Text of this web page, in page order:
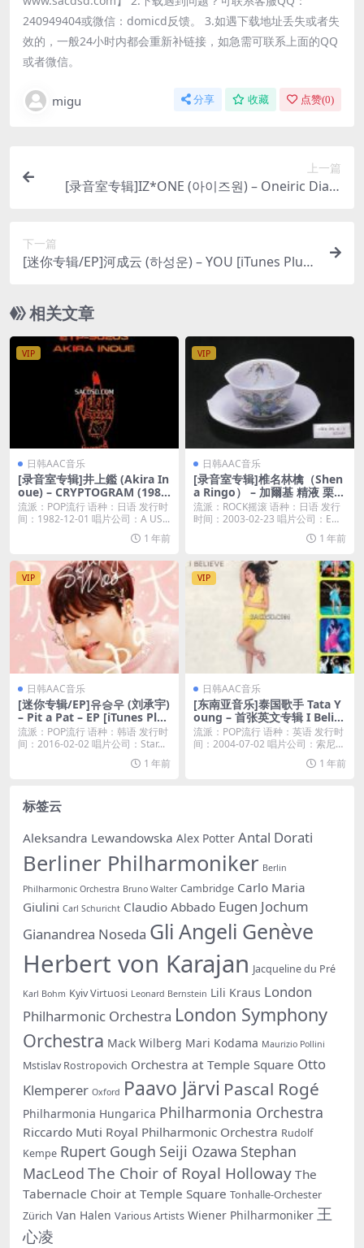
240949404或微信：domicd反馈。 3.如遇下载地址丢失或者失
效的，一般24小时内都会重新补链接，如急需可联系上面的QQ
或者微信。
migu 分享 收藏 点赞(0)
上一篇
[录音室专辑]IZ*ONE (아이즈원) – Oneiric Diary
下一篇
[迷你专辑/EP]河成云 (하성운) – YOU [iTunes Plus
相关文章
VIP
日韩AAC音乐
[录音室专辑]井上鑑 (Akira In
oue) – CRYPTOGRAM (198
2) [iTunes Plus M4A]
流派：POP流行 语种：日语 发行时
间：1982-12-01 唱片公司：A US...
1 年前
VIP
日韩AAC音乐
[录音室专辑]椎名林檎（Shen
a Ringo） – 加爾基 精液 栗ノ
花 [iTunes Plus M4A]
流派：ROCK摇滚 语种：日语 发行
时间：2003-02-23 唱片公司：EM
1 年前
VIP
日韩AAC音乐
[迷你专辑/EP]유승우 (刘承宇)
– Pit a Pat – EP [iTunes Plus
M4A]
流派：POP流行 语种：韩语 发行时
间：2016-02-02 唱片公司：Star...
1 年前
VIP
日韩AAC音乐
[东南亚音乐]泰国歌手 Tata Y
oung – 首张英文专辑 I Belie
ve (Special Limited Edition)
(2004) [iTunes Plus AAC M4
流派：POP流行 语种：英语 发行时
间：2004-07-02 唱片公司：索尼音
1 年前
标签云
Aleksandra Lewandowska Alex Potter Antal Dorati
Berliner Philharmoniker Berlin
Philharmonic Orchestra Bruno Walter Cambridge Carlo Maria
Giulini Carl Schuricht Claudio Abbado Eugen Jochum
Gianandrea Noseda Gli Angeli Genève
Herbert von Karajan Jacqueline du Pré
Karl Bohm Kyiv Virtuosi Leonard Bernstein Lili Kraus London
Philharmonic Orchestra London Symphony
Orchestra Mack Wilberg Mari Kodama Maurizio Pollini
Mstislav Rostropovich Orchestra at Temple Square Otto
Klemperer Oxford Paavo Järvi Pascal Rogé
Philharmonia Hungarica Philharmonia Orchestra
Riccardo Muti Royal Philharmonic Orchestra Rudolf
Kempe Rupert Gough Seiji Ozawa Stephan
MacLeod The Choir of Royal Holloway The
Tabernacle Choir at Temple Square Tonhalle-Orchester
Zürich Van Halen Various Artists Wiener Philharmoniker 王
心凌